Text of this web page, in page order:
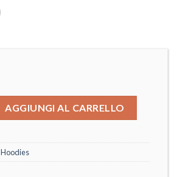
AGGIUNGI AL CARRELLO
Hoodies